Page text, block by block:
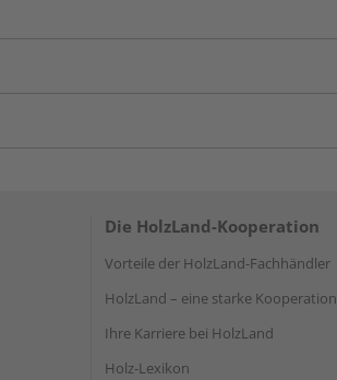
Die HolzLand-Kooperation
Vorteile der HolzLand-Fachhändler
HolzLand – eine starke Kooperation
Ihre Karriere bei HolzLand
Holz-Lexikon